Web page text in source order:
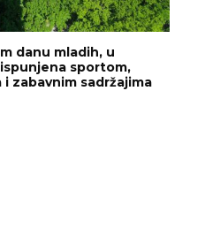
danu mladih, u
sportom,
zabavnim sadržajima